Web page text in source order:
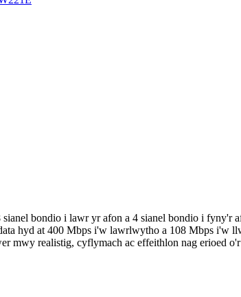
bondio i lawr yr afon a 4 sianel bondio i
hyd at 400 Mbps i'w lawrlwytho a 108 Mbps i'w
mwy realistig, cyflymach ac effeithlon nag erioed o'r